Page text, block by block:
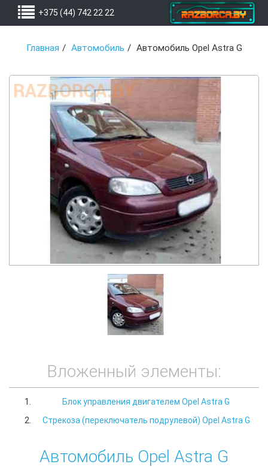
+375 (44) 742 22 22
Главная Автомобиль Автомобиль Opel Astra G
Вложенный элементы:
Блок управления двигателем Opel Astra G
Стрекоза (переключатель подрулевой) Opel Astra G
Автомобиль Opel Astra G